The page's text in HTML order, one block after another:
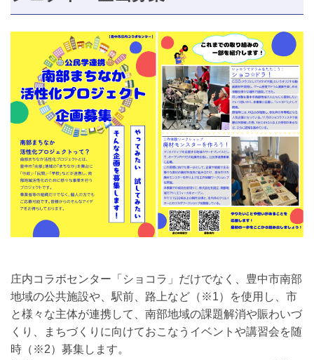
庄内コラボセンター「ショコラ」だけでなく、豊中市南部
地域の公共施設や、駅前、路上など（※1）を使用し、市
と様々な主体が連携して、南部地域の課題解消や賑わいづ
くり、まちづくりに向けておこなうイベントや講習会を随
時（※2）募集します。